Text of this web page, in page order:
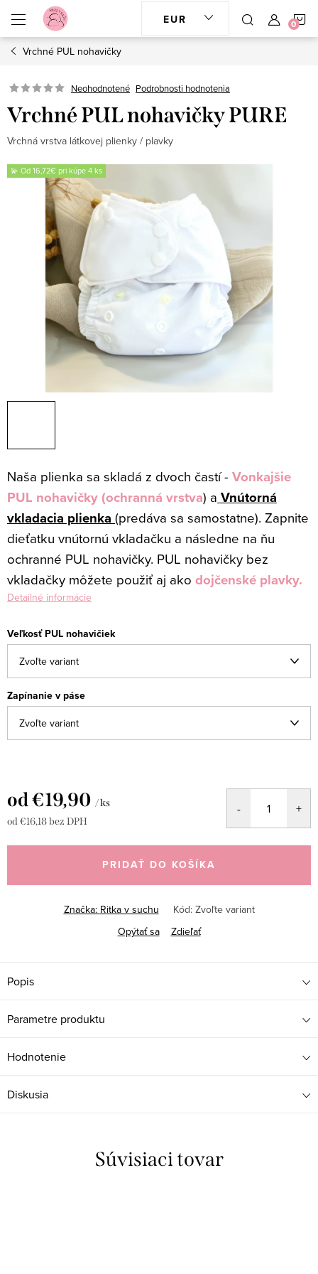
obsah
EUR
Vrchné PUL nohavičky
Neohodnotené Podrobnosti hodnotenia
Vrchné PUL nohavičky PURE
Vrchná vrstva látkovej plienky / plavky
💫 Od 16,72€ pri kúpe 4 ks
Naša plienka sa skladá z dvoch častí - Vonkajšie
PUL nohavičky (ochranná vrstva) a Vnútorná
vkladacia plienka (predáva sa samostatne). Zapnite
dieťatku vnútornú vkladačku a následne na ňu
ochranné PUL nohavičky. PUL nohavičky bez
vkladačky môžete použiť aj ako dojčenské plavky.
Detailné informácie
Veľkosť PUL nohavičiek
Zapínanie v páse
od€19,90 / ks
od€16,18bez DPH
cena:
PRIDAŤ DO KOŠÍKA
Značka: Ritka v suchu Kód: Zvoľte variant
Opýtať sa
Zdieľať
Popis
Parametre produktu
Hodnotenie
Diskusia
Súvisiaci tovar